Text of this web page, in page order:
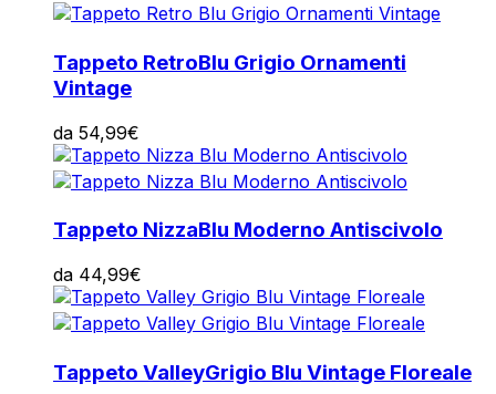
Tappeto RetroBlu Grigio Ornamenti
Vintage
da 54,99€
Tappeto NizzaBlu Moderno Antiscivolo
da 44,99€
Tappeto ValleyGrigio Blu Vintage Floreale